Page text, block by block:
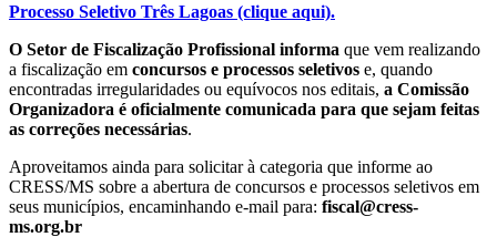
Processo Seletivo Três Lagoas (clique aqui).
O Setor de Fiscalização Profissional informa que vem realizando
a fiscalização em concursos e processos seletivos e, quando
encontradas irregularidades ou equívocos nos editais, a Comissão
Organizadora é oficialmente comunicada para que sejam feitas
as correções necessárias.
Aproveitamos ainda para solicitar à categoria que informe ao
CRESS/MS sobre a abertura de concursos e processos seletivos em
seus municípios, encaminhando e-mail para: fiscal@cress-
ms.org.br